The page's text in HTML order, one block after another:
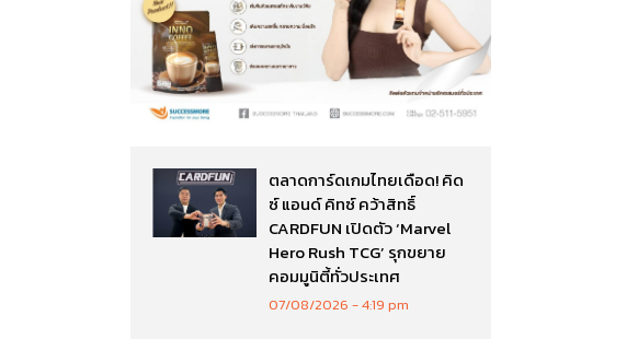
ตลาดการ์ดเกมไทยเดือด! คิด
ซ์ แอนด์ คิทซ์ คว้าสิทธิ์
CARDFUN เปิดตัว ‘Marvel
Hero Rush TCG’ รุกขยาย
คอมมูนิตี้ทั่วประเทศ
07/08/2026 4:19 pm